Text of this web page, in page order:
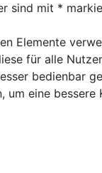
sind mit *
Elemente
für alle
bedienbar
eine